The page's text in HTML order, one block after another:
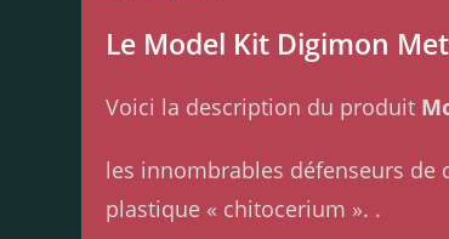
Le Model Kit Digimon
Voici la description du produit
les innombrables défenseurs de
plastique « chitocerium ». .